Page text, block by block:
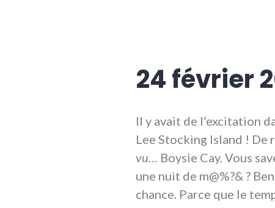
24 février
Il y avait de l’excitation
Lee Stocking Island !
vu… Boysie Cay. Vous
une nuit de m@%?& ?
chance. Parce que le